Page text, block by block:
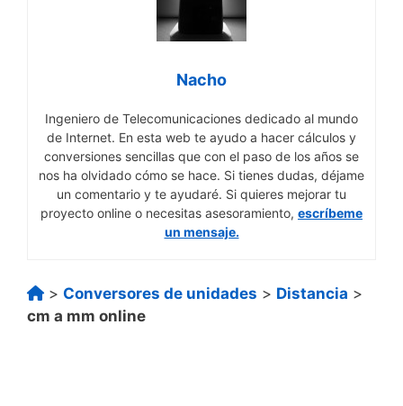
Nacho
Ingeniero de Telecomunicaciones dedicado al mundo
de Internet. En esta web te ayudo a hacer cálculos y
conversiones sencillas que con el paso de los años se
nos ha olvidado cómo se hace. Si tienes dudas, déjame
un comentario y te ayudaré. Si quieres mejorar tu
proyecto online o necesitas asesoramiento, escríbeme
un mensaje.
> Conversores de unidades > Distancia >
cm a mm online